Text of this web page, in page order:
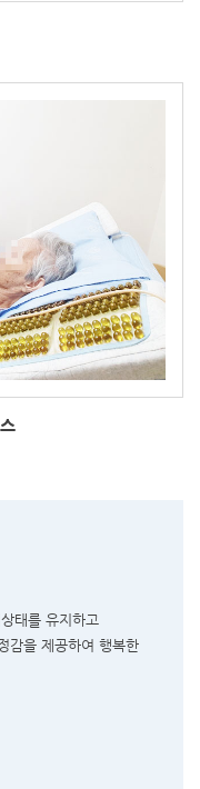
태를 유지하고
감을 제공하여 행복한